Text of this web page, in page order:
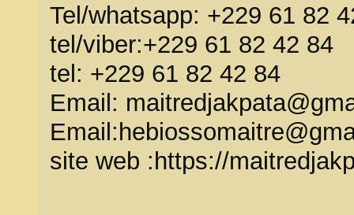
Tel/whatsapp: +229 61 82
tel/viber:+229 61 82 42 84
tel: +229 61 82 42 84
Email:
site web :https://